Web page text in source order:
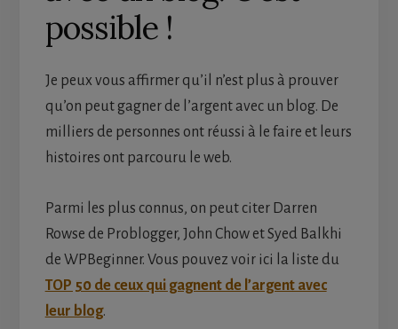
possible !
Je peux vous affirmer qu’il n’est plus à prouver
qu’on peut gagner de l’argent avec un blog. De
milliers de personnes ont réussi à le faire et leurs
histoires ont parcouru le web.
Parmi les plus connus, on peut citer Darren
Rowse de Problogger, John Chow et Syed Balkhi
de WPBeginner. Vous pouvez voir ici la liste du
TOP 50 de ceux qui gagnent de l’argent avec
leur blog.